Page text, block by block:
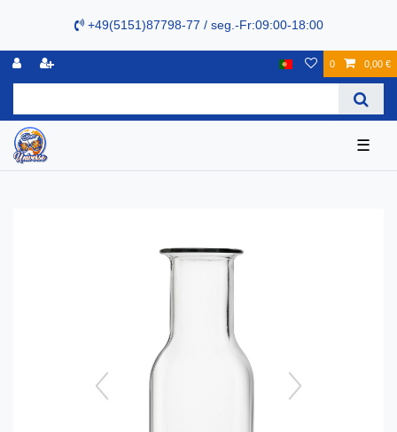
+49(5151)87798-77 / seg.-Fr:09:00-18:00
0 0,00 €
☰